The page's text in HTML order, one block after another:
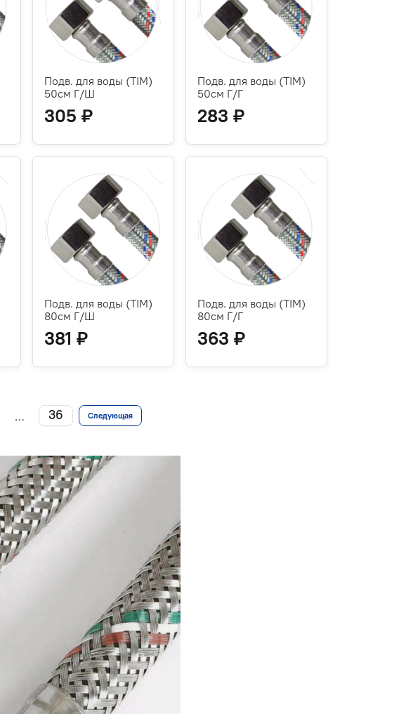
Подв. для воды (TIM)
50см Г/Ш
305 ₽
Подв. для воды (TIM)
50см Г/Г
283 ₽
Подв. для воды (TIM)
80см Г/Ш
381 ₽
Подв. для воды (TIM)
80см Г/Г
363 ₽
… 36 Следующая